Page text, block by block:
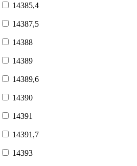
14385,4
14387,5
14388
14389
14389,6
14390
14391
14391,7
14393